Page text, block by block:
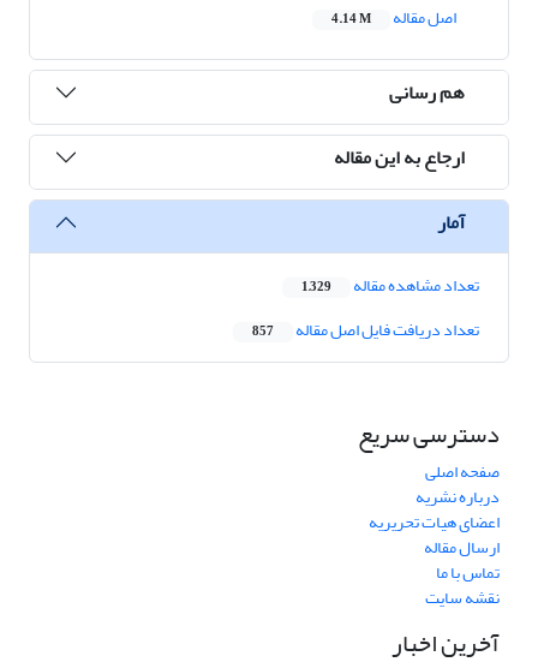
اصل مقاله
4.14 M
هم رسانی
ارجاع به این مقاله
آمار
تعداد مشاهده مقاله 1,329
تعداد دریافت فایل اصل مقاله 857
دسترسی سریع
صفحه اصلی
درباره نشریه
اعضای هیات تحریریه
ارسال مقاله
تماس با ما
نقشه سایت
آخرین اخبار